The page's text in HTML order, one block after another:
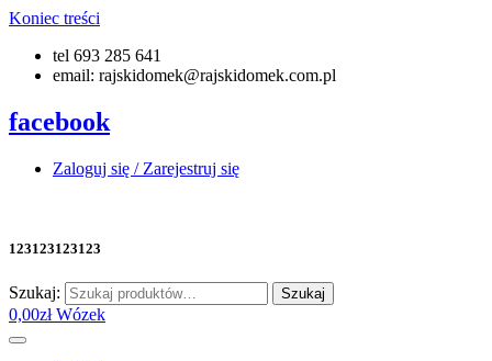
Koniec treści
tel 693 285 641
email: rajskidomek@rajskidomek.com.pl
facebook
Zaloguj się / Zarejestruj się
123123123123
Szukaj: Szukaj
0,00zł Wózek